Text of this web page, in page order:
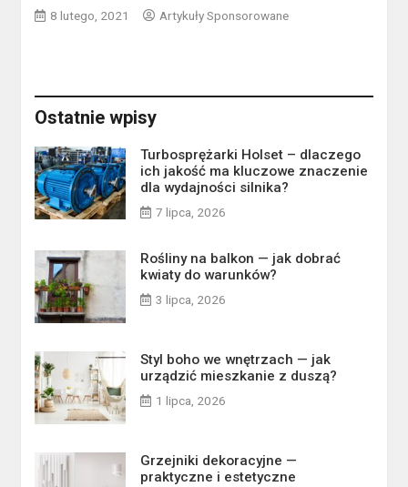
8 lutego, 2021 Artykuły Sponsorowane
Ostatnie wpisy
Turbosprężarki Holset – dlaczego
ich jakość ma kluczowe znaczenie
dla wydajności silnika?
7 lipca, 2026
Rośliny na balkon — jak dobrać
kwiaty do warunków?
3 lipca, 2026
Styl boho we wnętrzach — jak
urządzić mieszkanie z duszą?
1 lipca, 2026
Grzejniki dekoracyjne —
praktyczne i estetyczne